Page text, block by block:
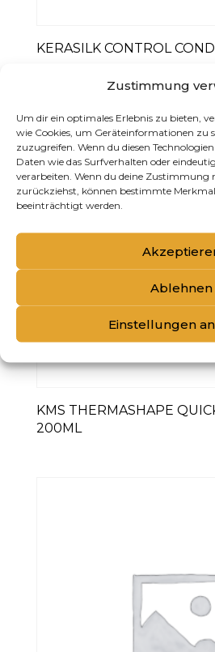
Zustimmung
Um dir ein optimales Erlebnis zu bieten,
wie Cookies, um Geräteinformationen zu
zuzugreifen. Wenn du diesen
Daten wie das Surfverhalten oder
verarbeiten. Wenn du deine Zustimmung
zurückziehst, können bestimmte
beeinträchtigt werden.
Ablehnen
Einstellungen
KERASILK CONTROL
KMS THERMASHAPE
200ML